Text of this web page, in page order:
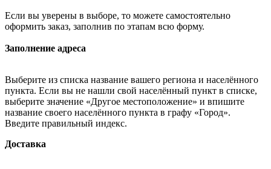
Если вы уверены в выборе, то можете самостоятельно
оформить заказ, заполнив по этапам всю форму.
Заполнение адреса
Выберите из списка название вашего региона и населённого
пункта. Если вы не нашли свой населённый пункт в списке,
выберите значение «Другое местоположение» и впишите
название своего населённого пункта в графу «Город».
Введите правильный индекс.
Доставка